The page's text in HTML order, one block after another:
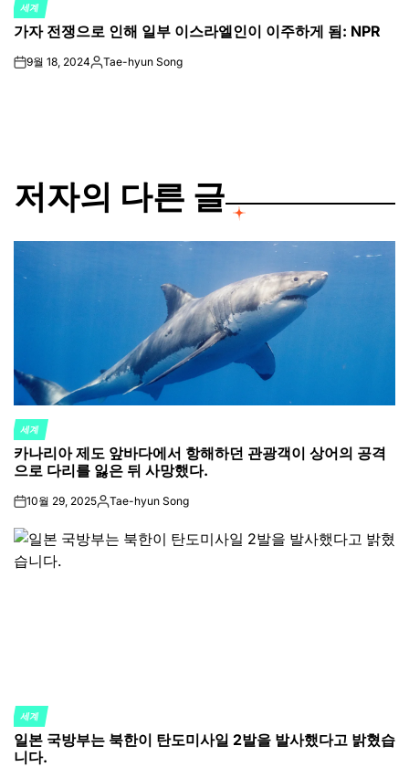
POSTED
IN
세계
가자 전쟁으로 인해 일부 이스라엘인이 이주하게 됨: NPR
on9월 18, 2024Posted
Tae-hyun Song
저자의 다른 글
POSTED
IN
세계
카나리아 제도 앞바다에서 항해하던 관광객이 상어의 공격
으로 다리를 잃은 뒤 사망했다.
on10월 29, 2025Posted
Tae-hyun Song
POSTED
IN
세계
일본 국방부는 북한이 탄도미사일 2발을 발사했다고 밝혔습
니다.